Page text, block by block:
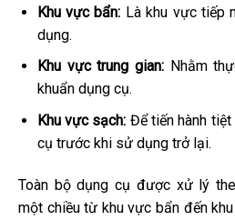
Khu vực bẩn: Là khu vực tiếp
dụng.
Khu vực trung gian:Nhằm
khuẩn dụng cụ.
Khu vực sạch: Để tiến hành
cụ trước khi sử dụng trở lại.
Toàn bộ dụng cụ được xử lý
một chiều từ khu vực bẩn đến